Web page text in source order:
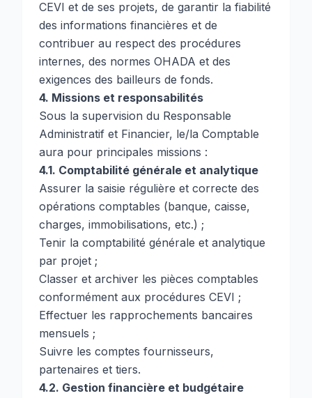
CEVI et de ses projets, de garantir la fiabilité
des informations financières et de
contribuer au respect des procédures
internes, des normes OHADA et des
exigences des bailleurs de fonds.
4. Missions et responsabilités
Sous la supervision du Responsable
Administratif et Financier, le/la Comptable
aura pour principales missions :
4.1. Comptabilité générale et analytique
Assurer la saisie régulière et correcte des
opérations comptables (banque, caisse,
charges, immobilisations, etc.) ;
Tenir la comptabilité générale et analytique
par projet ;
Classer et archiver les pièces comptables
conformément aux procédures CEVI ;
Effectuer les rapprochements bancaires
mensuels ;
Suivre les comptes fournisseurs,
partenaires et tiers.
4.2. Gestion financière et budgétaire